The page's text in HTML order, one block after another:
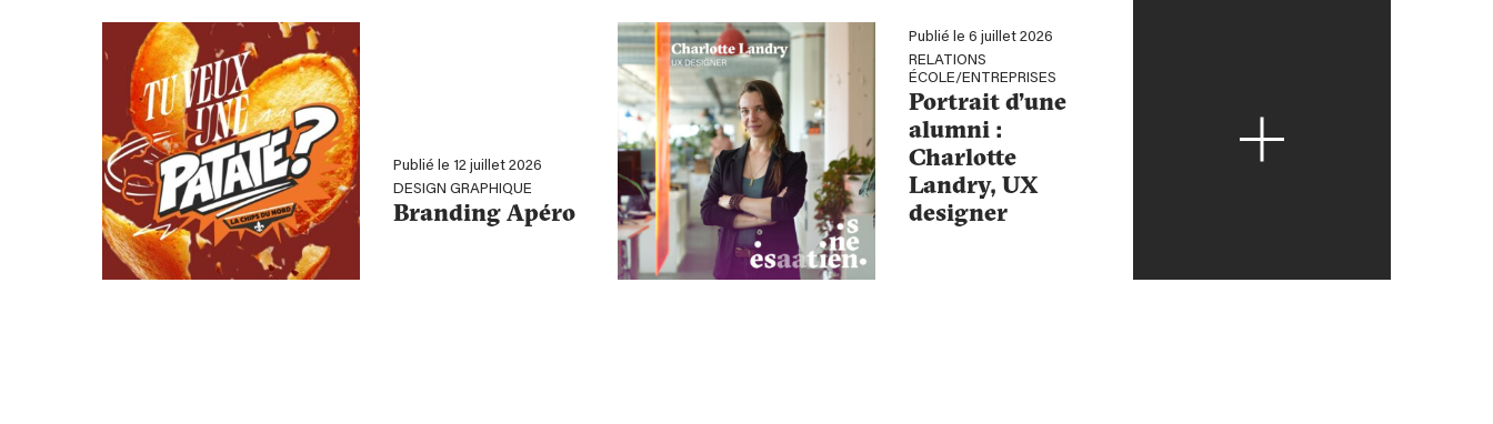
Publié le 12 juillet 2026
DESIGN GRAPHIQUE
Branding Apéro
Publié le 6 juillet 2026
RELATIONS
ÉCOLE/ENTREPRISES
Portrait d’une
alumni :
Charlotte
Landry, UX
designer